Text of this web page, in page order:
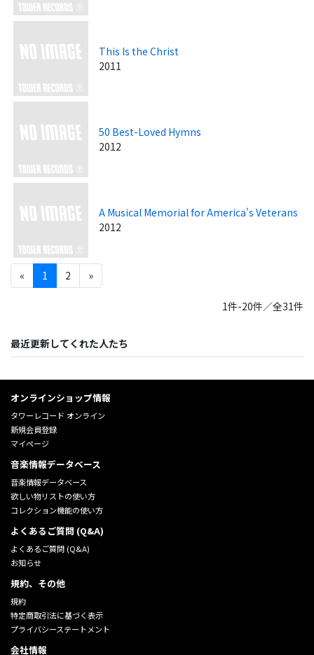
This Is the Christ
2011
50 Best-Loved Hymns
2012
A Musical Memorial for America's Veterans
2012
« 1 2 »
1件-20件／全31件
最近更新してくれた人たち
オンラインショップ情報
タワーレコード オンライン
新規会員登録
マイページ
音楽情報データベース
音楽情報データベース
欲しい物リストの使い方
コレクション機能の使い方
よくあるご質問 (Q&A)
よくあるご質問 (Q&A)
お知らせ
規約、その他
規約
特定商取引法に基づく表示
プライバシーステートメント
会社情報